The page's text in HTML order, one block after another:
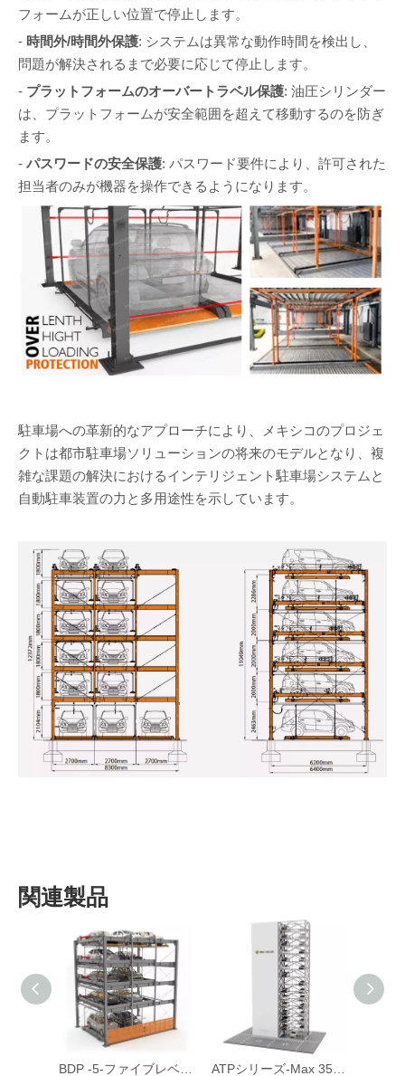
フォームが正しい位置で停止します。
- 時間外/時間外保護: システムは異常な動作時間を検出し、
問題が解決されるまで必要に応じて停止します。
- プラットフォームのオーバートラベル保護: 油圧シリンダー
は、プラットフォームが安全範囲を超えて移動するのを防ぎ
ます。
- パスワードの安全保護: パスワード要件により、許可された
担当者のみが機器を操作できるようになります。
駐車場への革新的なアプローチにより、メキシコのプロジェ
クトは都市駐車場ソリューションの将来のモデルとなり、複
雑な課題の解決におけるインテリジェント駐車場システムと
自動駐車装置の力と多用途性を示しています。
関連製品